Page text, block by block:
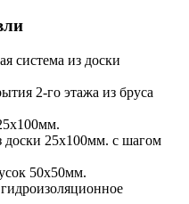
система из доски
2-го этажа из бруса
25х100мм. с шагом
50х50мм.